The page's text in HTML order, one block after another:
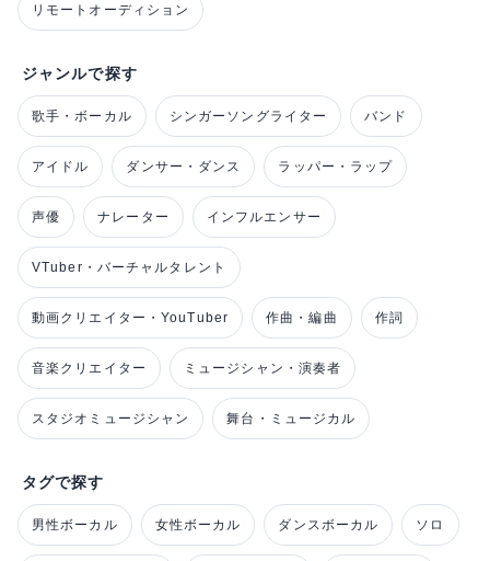
リモートオーディション
ジャンルで探す
歌手・ボーカル シンガーソングライター バンド
アイドル ダンサー・ダンス ラッパー・ラップ
声優 ナレーター インフルエンサー
VTuber・バーチャルタレント
動画クリエイター・YouTuber 作曲・編曲 作詞
音楽クリエイター ミュージシャン・演奏者
スタジオミュージシャン 舞台・ミュージカル
タグで探す
男性ボーカル 女性ボーカル ダンスボーカル ソロ